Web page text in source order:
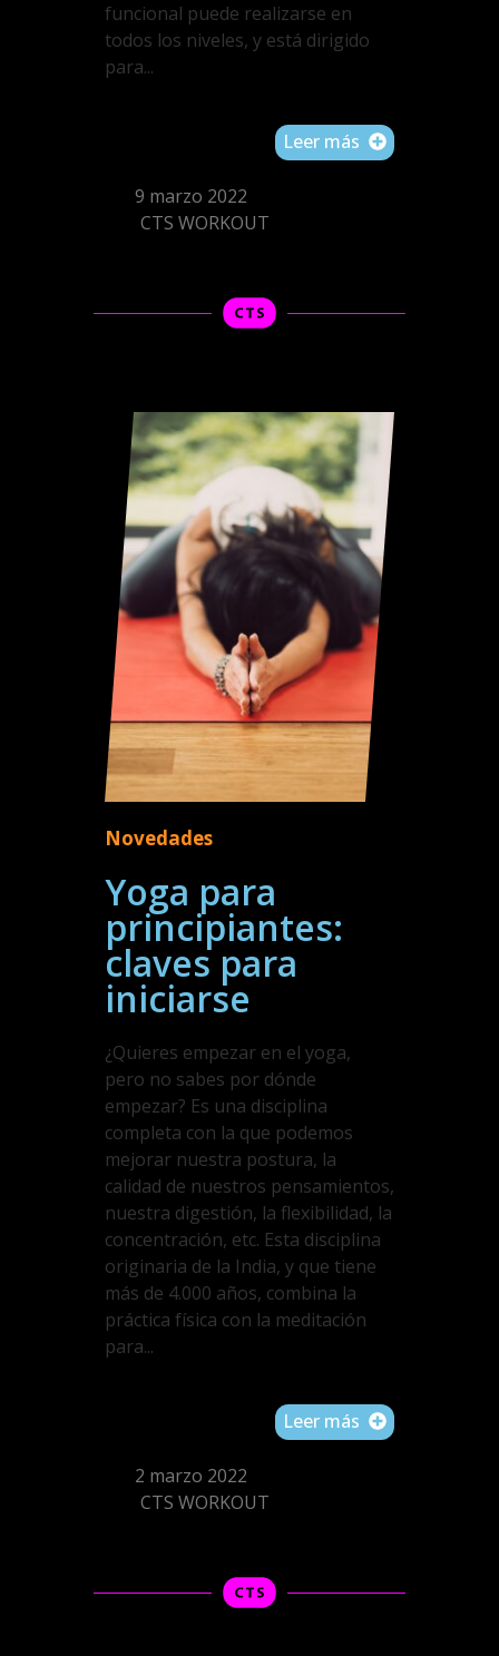
funcional puede realizarse en
todos los niveles, y está dirigido
para...
Leer más
9 marzo 2022
CTS WORKOUT
Novedades
Yoga para
principiantes:
claves para
iniciarse
¿Quieres empezar en el yoga,
pero no sabes por dónde
empezar? Es una disciplina
completa con la que podemos
mejorar nuestra postura, la
calidad de nuestros pensamientos,
nuestra digestión, la flexibilidad, la
concentración, etc. Esta disciplina
originaria de la India, y que tiene
más de 4.000 años, combina la
práctica física con la meditación
para...
Leer más
2 marzo 2022
CTS WORKOUT